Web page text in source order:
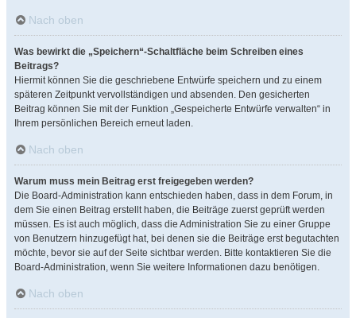
Nach oben
Was bewirkt die „Speichern“-Schaltfläche beim Schreiben eines
Beitrags?
Hiermit können Sie die geschriebene Entwürfe speichern und zu einem
späteren Zeitpunkt vervollständigen und absenden. Den gesicherten
Beitrag können Sie mit der Funktion „Gespeicherte Entwürfe verwalten“ in
Ihrem persönlichen Bereich erneut laden.
Nach oben
Warum muss mein Beitrag erst freigegeben werden?
Die Board-Administration kann entschieden haben, dass in dem Forum, in
dem Sie einen Beitrag erstellt haben, die Beiträge zuerst geprüft werden
müssen. Es ist auch möglich, dass die Administration Sie zu einer Gruppe
von Benutzern hinzugefügt hat, bei denen sie die Beiträge erst begutachten
möchte, bevor sie auf der Seite sichtbar werden. Bitte kontaktieren Sie die
Board-Administration, wenn Sie weitere Informationen dazu benötigen.
Nach oben